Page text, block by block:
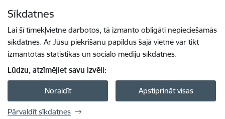
Sīkdatnes
Lai šī tīmekļvietne darbotos, tā izmanto obligāti nepieciešamās
sīkdatnes. Ar Jūsu piekrišanu papildus šajā vietnē var tikt
izmantotas statistikas un sociālo mediju sīkdatnes.
Lūdzu, atzīmējiet savu izvēli:
Noraidīt Apstiprināt visas
Pārvaldīt sīkdatnes